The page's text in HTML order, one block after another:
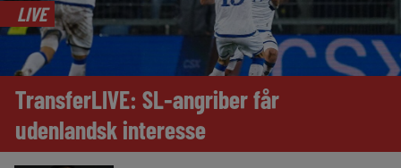
LIVE
TransferLIVE: SL-angriber får
udenlandsk interesse